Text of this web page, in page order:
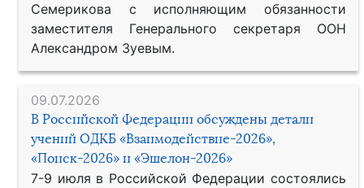
Семерикова с исполняющим обязанности
заместителя Генерального секретаря ООН
Александром Зуевым.
09.07.2026
В Российской Федерации обсуждены детали
учений ОДКБ «Взаимодействие-2026»,
«Поиск-2026» и «Эшелон-2026»
7-9 июля в Российской Федерации состоялись